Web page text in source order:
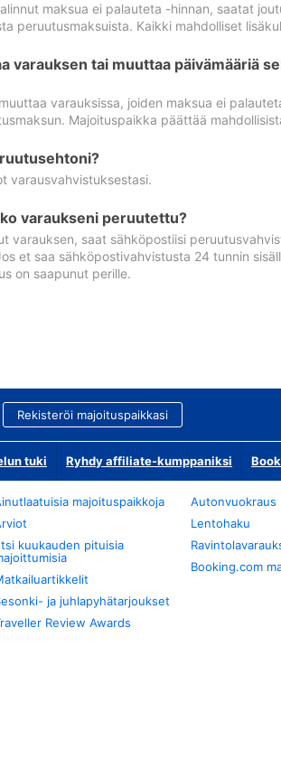
maksua ei palauteta -hinnan, saatat
peruutusmaksuista. Kaikki mahdolliset
varauksen tai muuttaa päivämääriä
varauksissa, joiden maksua ei
Majoituspaikka päättää
varausvahvistuksestasi.
varaukseni peruutettu?
varauksen, saat sähköpostiisi
et saa sähköpostivahvistusta 24 tunnin
on saapunut perille.
Rekisteröi majoituspaikkasi
tuki Ryhdy affiliate-kumppaniksi
majoituspaikkoja
kuukauden pituisia
ja juhlapyhätarjoukset
Review Awards
Autonvuokraus
Lentohaku
Booking.com